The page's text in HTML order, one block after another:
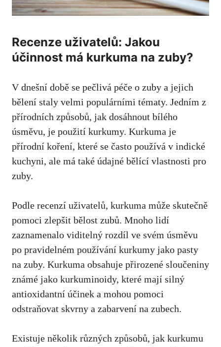
Recenze uživatelů: Jakou
účinnost má kurkuma na zuby?
V ⁣dnešní době se pečlivá péče o zuby a jejich⁣
bělení staly velmi populárními tématy. Jedním z
přírodních způsobů, jak dosáhnout bílého
úsměvu, je použití kurkumy. Kurkuma je
přírodní koření, které se často používá ⁢v indické
kuchyni, ale má také údajné bělící vlastnosti pro
zuby.
Podle recenzí uživatelů, kurkuma může skutečně
pomoci zlepšit bělost zubů.⁢ Mnoho lidí
zaznamenalo viditelný rozdíl ve svém úsměvu
po pravidelném používání kurkumy jako pasty
na zuby. Kurkuma obsahuje přirozené sloučeniny
známé jako kurkuminoidy, které mají silný
antioxidantní účinek a mohou pomoci
odstraňovat skvrny a zabarvení na zubech.
Existuje několik různých způsobů, jak kurkumu